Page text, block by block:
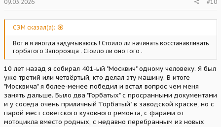
09.03.2026 #10
СЭМ сказал(а):
Вот и я иногда задумываюсь ! Стоило ли начинать восстанавливать
горбатого Запорожца . Стоило ли оно того .
10 лет назад я собирал 401-ый "Москвич" одному человеку. Я был
уже третий или четвёртый, кто делал эту машину. В итоге
"Москвича" я более-менее победил и встал вопрос чем меня
занять дальше. Было два "Горбатых" с просранными документами
и у соседа очень приличный "Горбатый" в заводской краске, но с
парой мест советского кузовного ремонта, с фарами от
мотоцикла вместо родных, с недавно перебранным из новых